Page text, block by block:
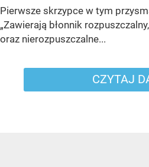
Pierwsze skrzypce w tym
„Zawierają błonnik
oraz nierozpuszczalne...
CZYTAJ